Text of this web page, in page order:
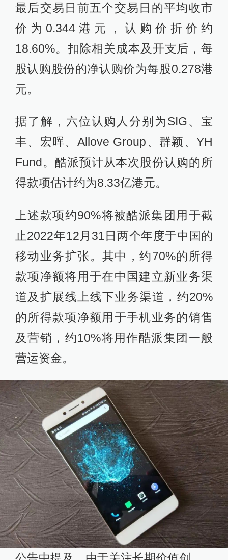
最后交易日前五个交易日的平均收市
价为0.344港元，认购价折价约
18.60%。扣除相关成本及开支后，每
股认购股份的净认购价为每股0.278港
元。
据了解，六位认购人分别为SIG、宝
丰、宏晖、Allove Group、群颖、YH
Fund。酷派预计从本次股份认购的所
得款项估计约为8.33亿港元。
上述款项约90%将被酷派集团用于截
止2022年12月31日两个年度于中国的
移动业务扩张。其中，约70%的所得
款项净额将用于在中国建立新业务渠
道及扩展线上线下业务渠道，约20%
的所得款项净额用于手机业务的销售
及营销，约10%将用作酷派集团一般
营运资金。